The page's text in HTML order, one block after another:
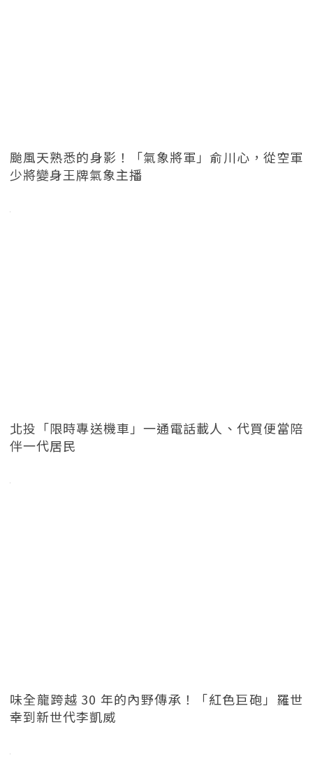
颱風天熟悉的身影！「氣象將軍」俞川心，從空軍
少將變身王牌氣象主播
北投「限時專送機車」一通電話載人、代買便當陪
伴一代居民
味全龍跨越 30 年的內野傳承！「紅色巨砲」羅世
幸到新世代李凱威